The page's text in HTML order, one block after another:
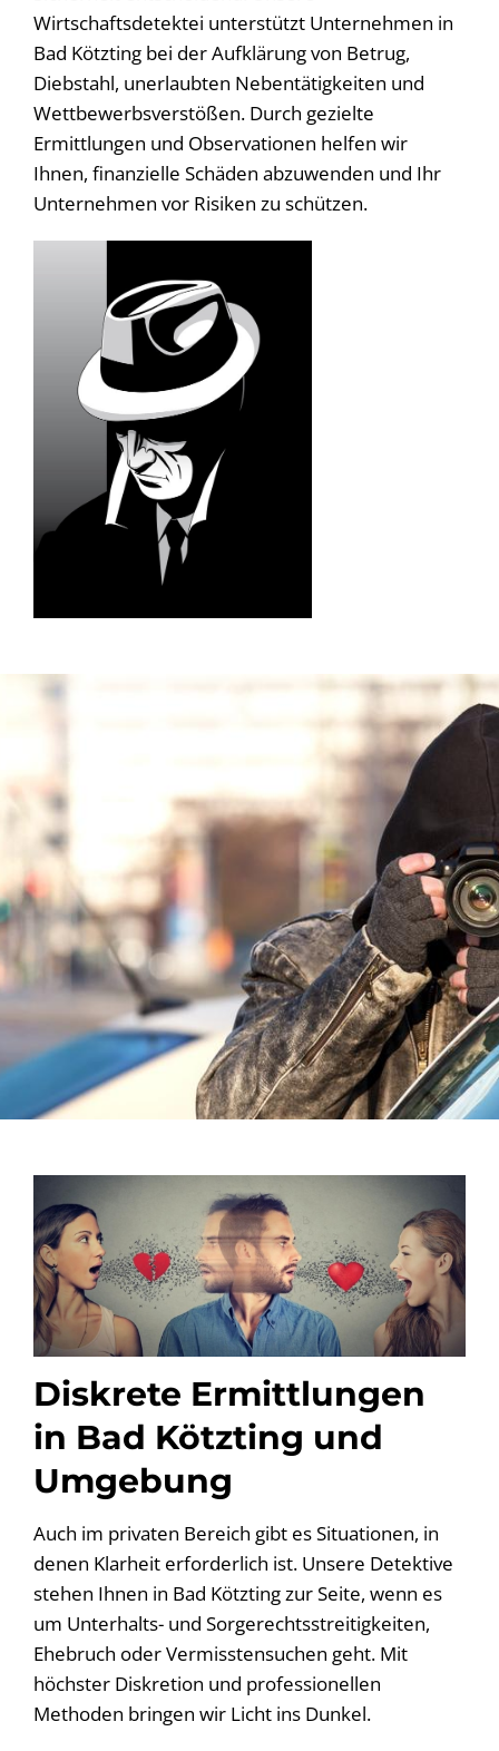
Wirtschaftsdetektei unterstützt Unternehmen in
Bad Kötzting bei der Aufklärung von Betrug,
Diebstahl, unerlaubten Nebentätigkeiten und
Wettbewerbsverstößen. Durch gezielte
Ermittlungen und Observationen helfen wir
Ihnen, finanzielle Schäden abzuwenden und Ihr
Unternehmen vor Risiken zu schützen.
Diskrete Ermittlungen
in Bad Kötzting und
Umgebung
Auch im privaten Bereich gibt es Situationen, in
denen Klarheit erforderlich ist. Unsere Detektive
stehen Ihnen in Bad Kötzting zur Seite, wenn es
um Unterhalts- und Sorgerechtsstreitigkeiten,
Ehebruch oder Vermisstensuchen geht. Mit
höchster Diskretion und professionellen
Methoden bringen wir Licht ins Dunkel.